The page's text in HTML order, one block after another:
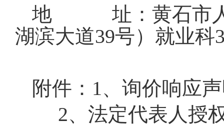
地
址：黄石市
湖滨大道39号） 就业科
附件： 1、询价响应
2、法定代表人授